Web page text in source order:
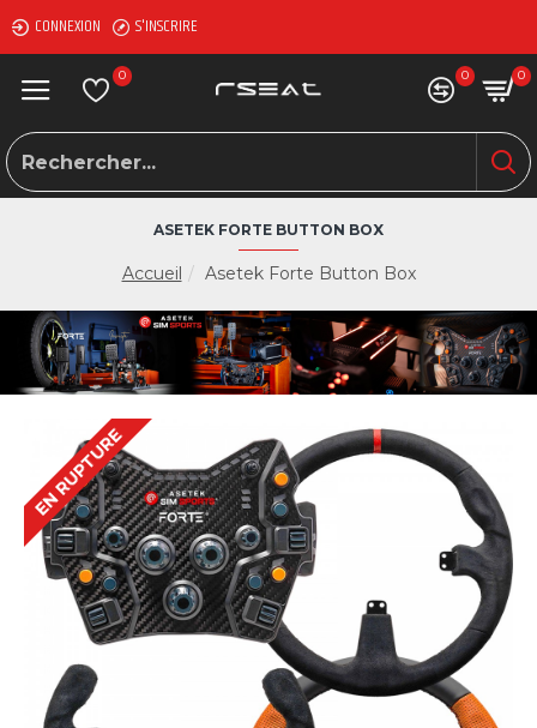
CONNEXION S'INSCRIRE
0 0 0
Accueil Asetek Forte Button Box
ASETEK FORTE BUTTON BOX
EN RUPTURE